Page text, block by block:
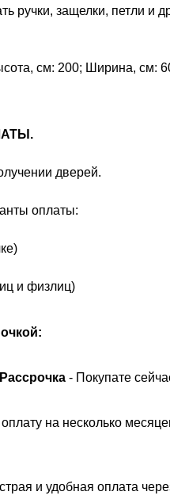
ручки, защелки, петли и
см: 200; Ширина, см:
дверей.
оплаты:
и физлиц)
- Покупате
на несколько
и удобная оплата